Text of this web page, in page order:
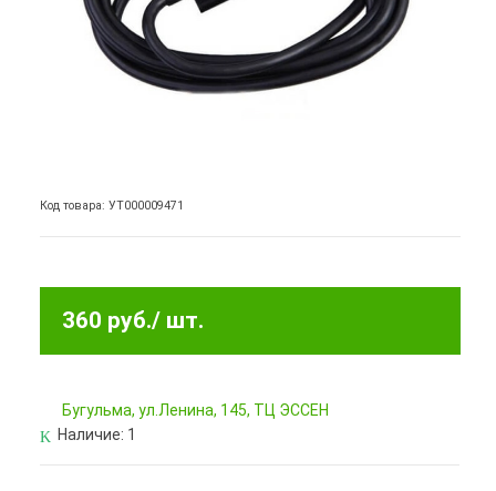
Код товара: УТ000009471
360 руб./ шт.
Бугульма, ул.Ленина, 145, ТЦ ЭССЕН
Наличие: 1